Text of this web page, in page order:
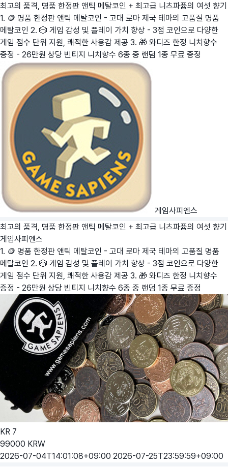
최고의 품격, 명품 한정판 앤틱 메탈코인 + 최고급 니츠파퓸의 여섯 향기
1. 🪙 명품 한정판 앤틱 메탈코인 - 고대 로마 제국 테마의 고품질 명품
메탈코인 2. 🎲 게임 감성 및 플레이 가치 향상 - 3점 코인으로 다양한
게임 점수 단위 지원, 쾌적한 사용감 제공 3. 🎁 와디즈 한정 니치향수
증정 - 26만원 상당 빈티지 니치향수 6종 중 랜덤 1종 무료 증정
게임사피엔스
최고의 품격, 명품 한정판 앤틱 메탈코인 + 최고급 니츠파퓸의 여섯 향기
게임사피엔스
1. 🪙 명품 한정판 앤틱 메탈코인 - 고대 로마 제국 테마의 고품질 명품
메탈코인 2. 🎲 게임 감성 및 플레이 가치 향상 - 3점 코인으로 다양한
게임 점수 단위 지원, 쾌적한 사용감 제공 3. 🎁 와디즈 한정 니치향수
증정 - 26만원 상당 빈티지 니치향수 6종 중 랜덤 1종 무료 증정
KR 7
99000 KRW
2026-07-04T14:01:08+09:00 2026-07-25T23:59:59+09:00